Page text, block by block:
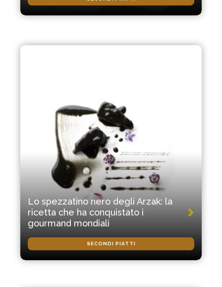
Lo spezzatino nero degli Arzak: la
ricetta che ha conquistato i
gourmand mondiali
SECONDI PIATTI